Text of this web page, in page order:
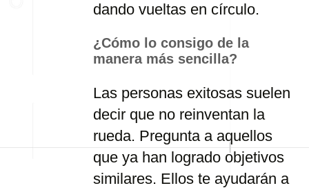
dando vueltas en círculo.
¿Cómo lo consigo de la
manera más sencilla?
Las personas exitosas suelen
decir que no reinventan la
rueda. Pregunta a aquellos
que ya han logrado objetivos
similares. Ellos te ayudarán a